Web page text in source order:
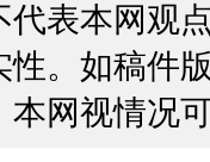
代表本网观
。如稿件
网视情况